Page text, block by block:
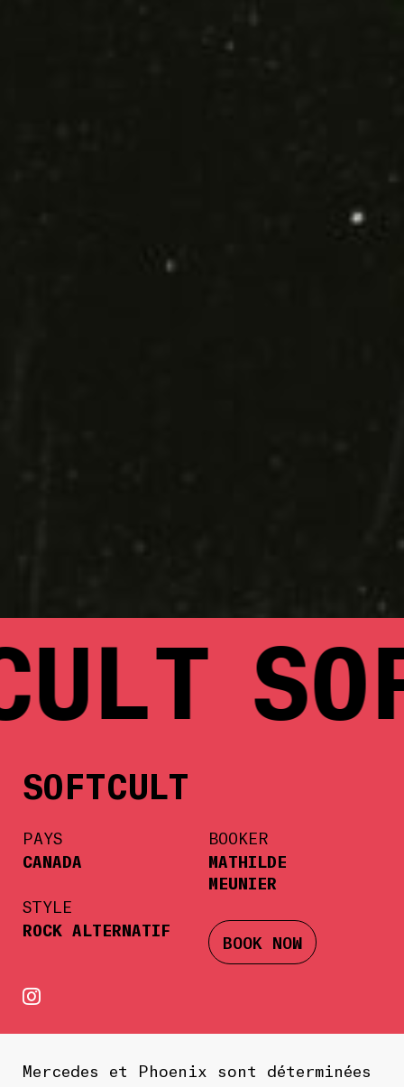
SOFTCULT
PAYS
CANADA
STYLE
ROCK ALTERNATIF
BOOKER
MATHILDE
MEUNIER
BOOK NOW
Mercedes et Phoenix sont déterminées